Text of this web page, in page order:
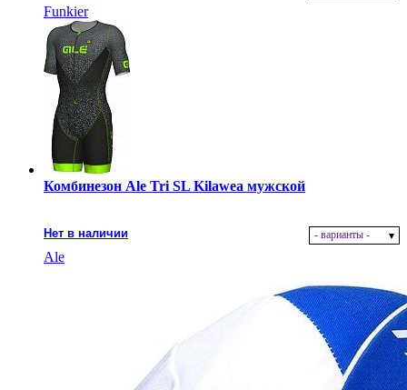
Funkier
Комбинезон Ale Tri SL Kilawea мужской
Нет в наличии - варианты -
Ale